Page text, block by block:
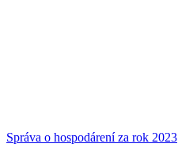
Správa o hospodárení za rok 2023